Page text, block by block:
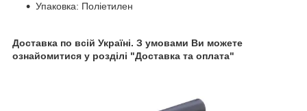
Упаковка: Поліетилен
Доставка по всій Україні. З умовами Ви можете
ознайомитися у розділі "Доставка та оплата"